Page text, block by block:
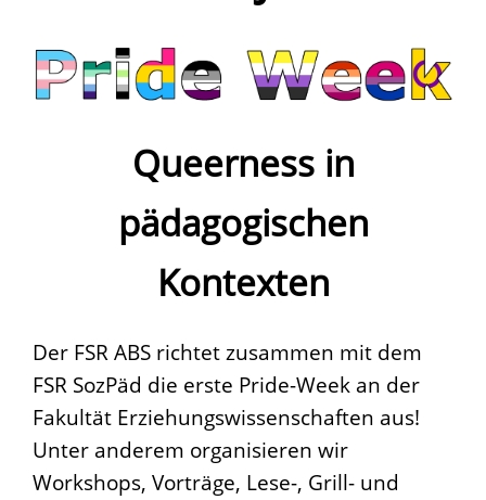
Queerness in
pädagogischen
Kontexten
Der FSR ABS richtet zusammen mit dem
FSR SozPäd die erste Pride-Week an der
Fakultät Erziehungswissenschaften aus!
Unter anderem organisieren wir
Workshops, Vorträge, Lese-, Grill- und